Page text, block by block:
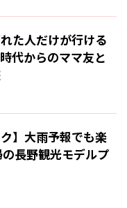
た人だけが行ける
代からのママ友と
】大雨予報でも楽
長野観光モデルプ